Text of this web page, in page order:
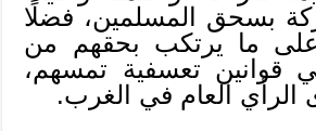
بسحق المسلمين، فضلًا
ما يرتكب بحقهم من
قوانين تعسفية تمسهم،
الرأي العام في الغرب.